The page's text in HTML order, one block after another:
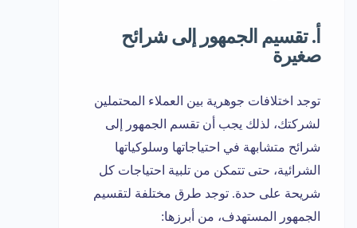
أ. تقسيم الجمهور إلى شرائح
صغيرة
توجد اختلافات جوهرية بين العملاء المحتملين
لشركتك، لذلك يجب أن تقسم الجمهور إلى
شرائح متشابهة في احتياجاتها وسلوكياتها
الشرائية، حتى تتمكن من تلبية احتياجات كل
شريحة على حدة. توجد طرق مختلفة لتقسيم
الجمهور المستهدف، من أبرزها: